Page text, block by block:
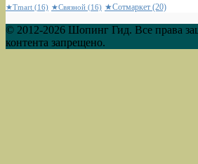
★Tmart (16) ★Связной (16) ★Сотмаркет (20)
© 2012-2026 Шопинг Гид. Все права
контента запрещено.